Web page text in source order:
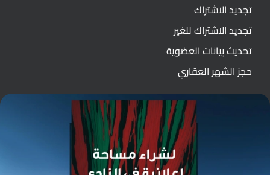
تجديد الاشتراك
تجديد الاشتراك للغير
تحديث بيانات العضوية
حجز الشهر العقاري